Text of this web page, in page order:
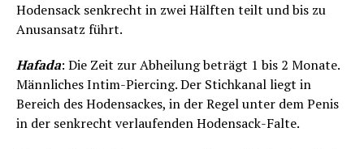
Hodensack senkrecht in zwei Hälften teilt und bis zu
Anusansatz führt.
Hafada: Die Zeit zur Abheilung beträgt 1 bis 2 Monate.
Männliches Intim-Piercing. Der Stichkanal liegt in
Bereich des Hodensackes, in der Regel unter dem Penis
in der senkrecht verlaufenden Hodensack-Falte.